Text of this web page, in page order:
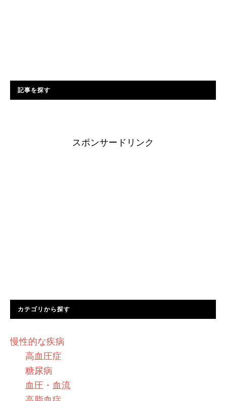
記事を探す
スポンサードリンク
カテゴリから探す
慢性的な疾病
高血圧症
糖尿病
血圧・血流